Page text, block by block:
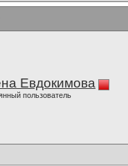
Евдокимова
пользователь